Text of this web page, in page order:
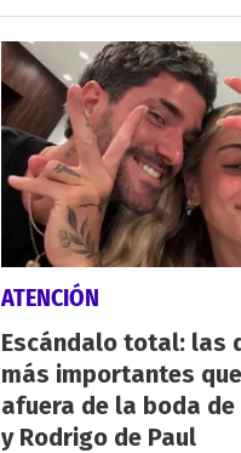
ATENCIÓN
Escándalo total: las
más importantes
afuera de la boda
y Rodrigo de Paul